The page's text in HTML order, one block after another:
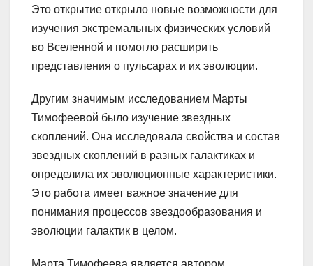
Это открытие открыло новые возможности для
изучения экстремальных физических условий
во Вселенной и помогло расширить
представления о пульсарах и их эволюции.
Другим значимым исследованием Марты
Тимофеевой было изучение звездных
скоплений. Она исследовала свойства и состав
звездных скоплений в разных галактиках и
определила их эволюционные характеристики.
Это работа имеет важное значение для
понимания процессов звездообразования и
эволюции галактик в целом.
Марта Тимофеева является автором